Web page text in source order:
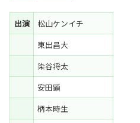
出演
松山ケンイチ
東出昌大
染谷将太
安田顕
柄本時生